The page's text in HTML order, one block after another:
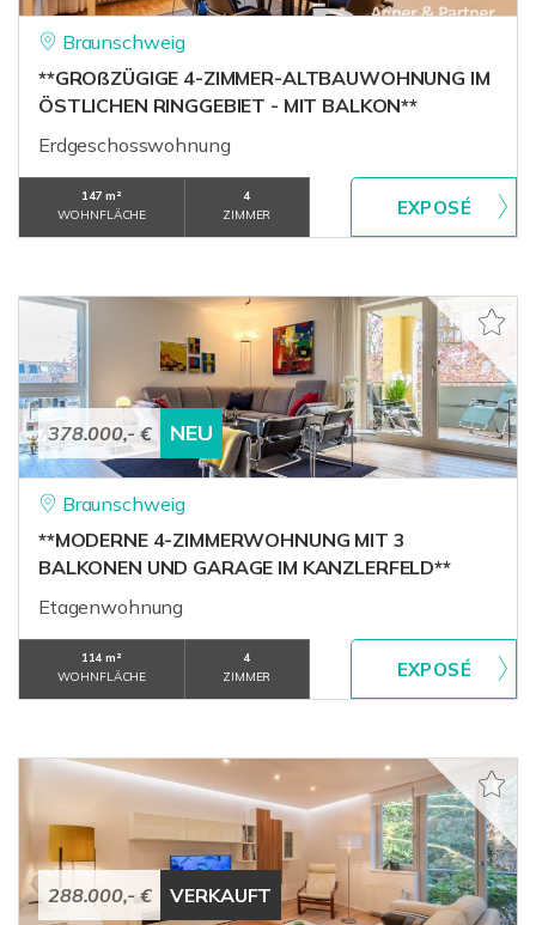
Braunschweig
**GROßZÜGIGE 4-ZIMMER-ALTBAUWOHNUNG IM
ÖSTLICHEN RINGGEBIET - MIT BALKON**
Erdgeschosswohnung
147 m²
WOHNFLÄCHE
4
ZIMMER
378.000,- € NEU
Braunschweig
**MODERNE 4-ZIMMERWOHNUNG MIT 3
BALKONEN UND GARAGE IM KANZLERFELD**
Etagenwohnung
114 m²
WOHNFLÄCHE
4
ZIMMER
288.000,- € VERKAUFT